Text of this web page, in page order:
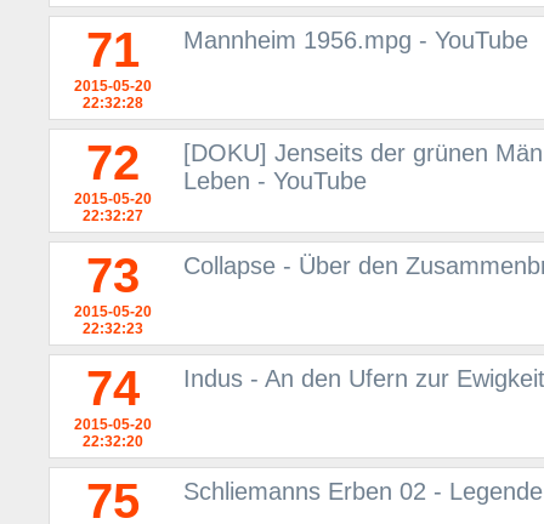
71
2015-05-20
22:32:28
Mannheim 1956.mpg - YouTube
72
2015-05-20
22:32:27
[DOKU] Jenseits der grünen
Leben - YouTube
73
2015-05-20
22:32:23
Collapse - Über den
74
2015-05-20
22:32:20
Indus - An den Ufern zur
75 Schliemanns Erben 02 -